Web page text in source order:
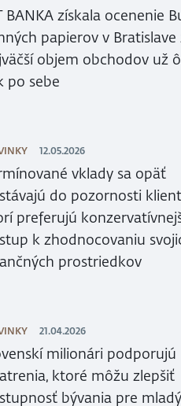
BANKA získala ocenenie
papierov v Bratislave
objem obchodov už
po sebe
12.05.2026
vklady sa opäť
do pozornosti
preferujú
k zhodnocovaniu
prostriedkov
21.04.2026
milionári podporujú
ktoré môžu zlepšiť
bývania pre